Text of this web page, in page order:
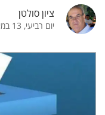
ציון סולטן
יום רביעי, 13 במאי 2026, 02:15